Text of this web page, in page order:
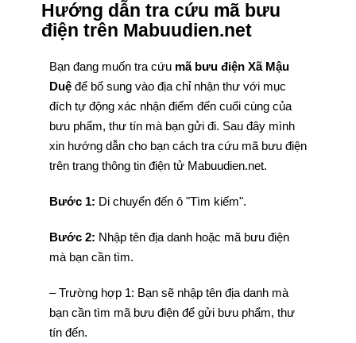
Hướng dẫn tra cứu mã bưu
điện trên Mabuudien.net
Bạn đang muốn tra cứu mã bưu điện Xã Mậu
Duệ để bổ sung vào địa chỉ nhận thư với mục
đích tự động xác nhận điểm đến cuối cùng của
bưu phẩm, thư tín mà bạn gửi đi. Sau đây mình
xin hướng dẫn cho bạn cách tra cứu mã bưu điện
trên trang thông tin điện tử Mabuudien.net.
Bước 1: Di chuyển đến ô "Tìm kiếm".
Bước 2: Nhập tên địa danh hoặc mã bưu điện
mà bạn cần tìm.
– Trường hợp 1: Bạn sẽ nhập tên địa danh mà
bạn cần tìm mã bưu điện để gửi bưu phẩm, thư
tín đến.